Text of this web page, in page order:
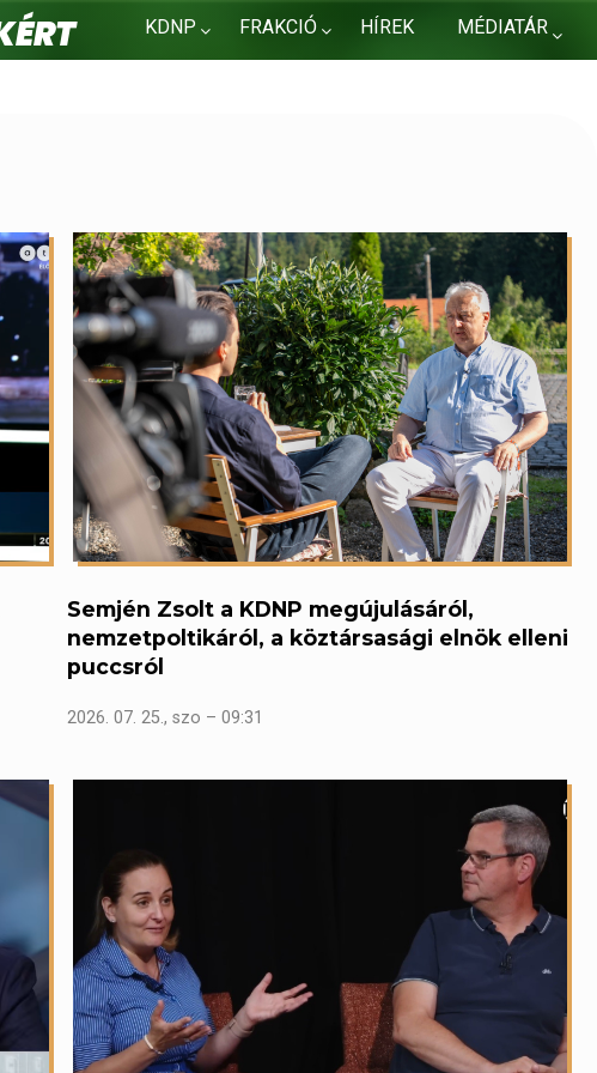
KDNP FRAKCIÓ HÍREK MÉDIATÁR
Semjén Zsolt a KDNP megújulásáról,
nemzetpoltikáról, a köztársasági elnök elleni
puccsról
2026. 07. 25., szo – 09:31